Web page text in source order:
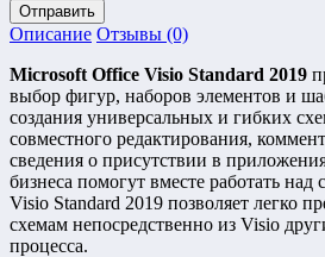
Отправить
Описание Отзывы (0)
Microsoft Office Visio Standard 2019
выбор фигур, наборов элементов и
создания универсальных и гибких
совместного редактирования,
сведения о присутствии в
бизнеса помогут вместе работать
Visio Standard 2019 позволяет легко
схемам непосредственно из Visio
процесса.